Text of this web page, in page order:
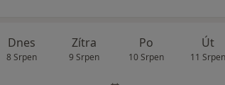
Dnes
8 Srpen
Zítra
9 Srpen
Po
10 Srpen
Út
11 Srpen